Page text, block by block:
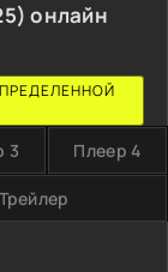
онлайн
3 Плеер 4
Трейлер